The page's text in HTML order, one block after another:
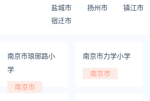
盐城市
扬州市 镇江市
宿迁市
南京市琅琊路小
学
南京市
南京市力学小学
南京市